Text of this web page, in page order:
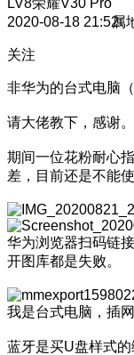
2020-08-18 21:52属
关注
非华为的台式电脑
请大佬教下，感谢。
期间一位花粉耐心
差，目前还是不能使
华为浏览器扫码链
开图库都是失败。
我是台式电脑，插
蓝牙是买U盘样式的